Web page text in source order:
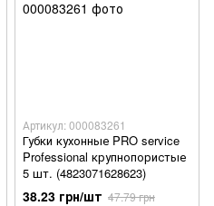
Артикул: 000083261
Губки кухонные PRO service
Professional крупнопористые
5 шт. (4823071628623)
38.23 грн/шт 47.79 грн